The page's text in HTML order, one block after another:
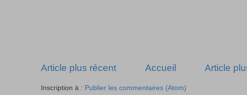
Article plus récent Article
Accueil
Inscription à : Publier les commentaires (Atom)